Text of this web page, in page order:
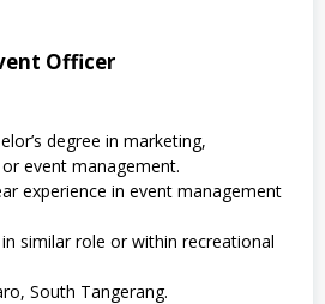
Officer
degree in marketing,
event management.
experience in event management
similar role or within recreational
South Tangerang.